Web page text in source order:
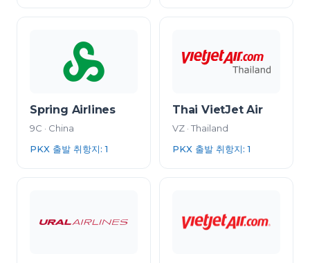
Spring Airlines
9C · China
PKX 출발 취항지:1
Thai VietJet Air
VZ · Thailand
PKX 출발 취항지:1